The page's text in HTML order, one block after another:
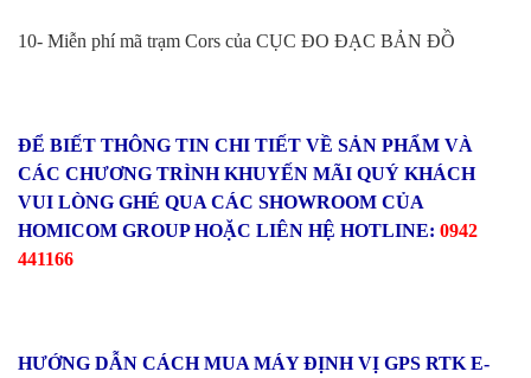
10- Miễn phí mã trạm Cors của CỤC ĐO ĐẠC BẢN ĐỒ
ĐỂ BIẾT THÔNG TIN CHI TIẾT VỀ SẢN PHẨM VÀ
CÁC CHƯƠNG TRÌNH KHUYẾN MÃI QUÝ KHÁCH
VUI LÒNG GHÉ QUA CÁC SHOWROOM CỦA
HOMICOM GROUP HOẶC LIÊN HỆ HOTLINE: 0942
441166
HƯỚNG DẪN CÁCH MUA MÁY ĐỊNH VỊ GPS RTK E-